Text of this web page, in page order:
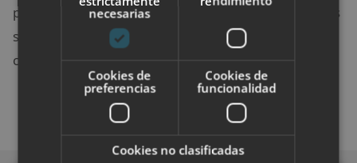
patatas como entrante, apuesta por otros platos más
saludables como el guacamole o el hummus con
crudités.
necesarias
Cookies de
preferencias
Cookies de
funcionalidad
Cookies no clasificadas